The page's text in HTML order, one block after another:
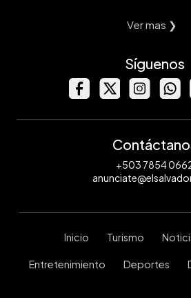
Ver mas ❯
Síguenos
+503 7854
Inicio Turismo
Entretenimiento Deportes